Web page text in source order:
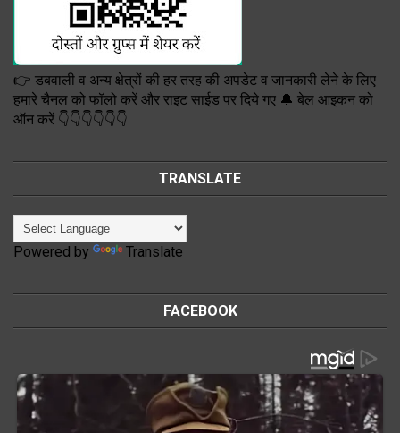
👉 डबवाली व अन्य क्षेत्रों की हर तरह की अपडेट व जानकारी लेने के लिए
हमारे चैनल को फॉलो करें और राइट साईड पर दिये गए 🔔 बेल आइकन को
ऑन करें 👇👇👇👇👇👇
TRANSLATE
Powered by Translate
FACEBOOK